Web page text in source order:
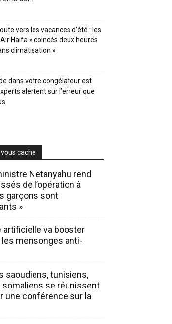
vers les vacances d’été : les
Haifa » coincés deux heures
climatisation »
dans votre congélateur est
alertent sur l’erreur que
vous cache
Netanyahu rend
de l’opération à
garçons sont
»
artificielle va booster
les mensonges anti-
saoudiens, tunisiens,
somaliens se réunissent
une conférence sur la